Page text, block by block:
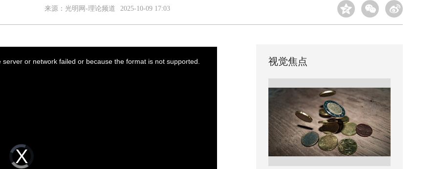
来源： 光明网-理论频道 2025-10-09 17:03
Video
Player
loading.
or network failed or because the format is not supported. 视觉焦点